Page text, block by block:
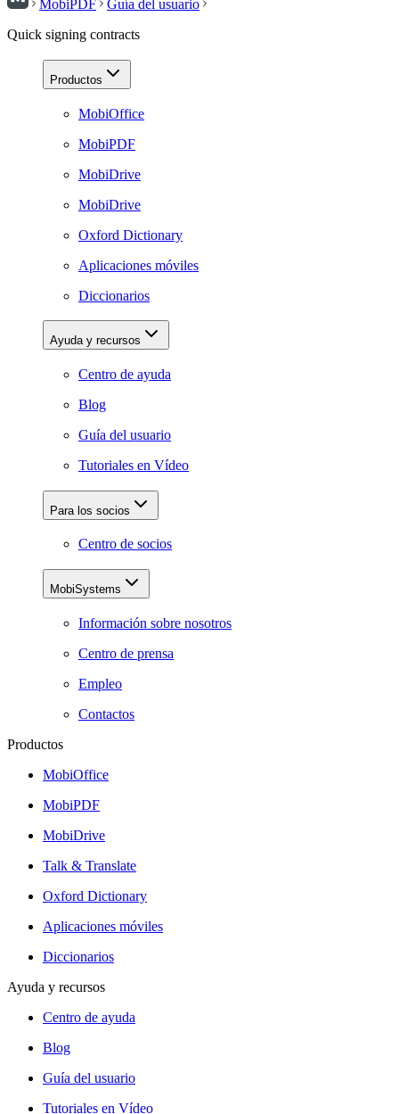
MobiPDF
Guía del usuario
Quick signing contracts
Productos
MobiOffice
MobiPDF
MobiDrive
MobiDrive
Oxford Dictionary
Aplicaciones móviles
Diccionarios
Ayuda y recursos
Centro de ayuda
Blog
Guía del usuario
Tutoriales en Vídeo
Para los socios
Centro de socios
MobiSystems
Información sobre nosotros
Centro de prensa
Empleo
Contactos
Productos
MobiOffice
MobiPDF
MobiDrive
Talk & Translate
Oxford Dictionary
Aplicaciones móviles
Diccionarios
Ayuda y recursos
Centro de ayuda
Blog
Guía del usuario
Tutoriales en Vídeo